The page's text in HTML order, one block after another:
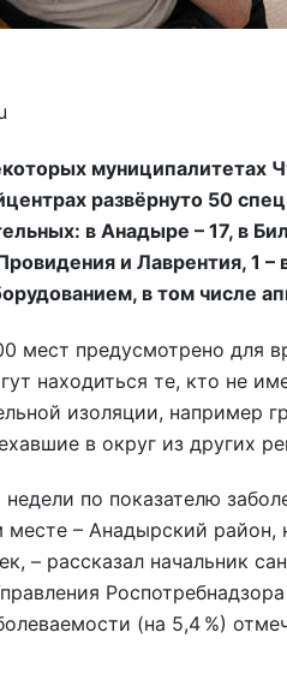
муниципалитетах
развёрнуто 50
в Анадыре – 17, в
и Лаврентия, 1
в том числе
мест предусмотрено для
находиться те, кто не
изоляции, например
в округ из других
по показателю
месте – Анадырский
– рассказал начальник
(на 5,4 %)